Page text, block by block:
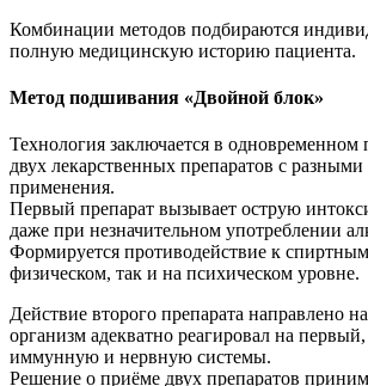
Комбинации методов подбираются
полную медицинскую историю пациента.
Метод подшивания «Двойной блок»
Технология заключается в
двух лекарственных препаратов с разными
применения.
Первый препарат вызывает острую
даже при незначительном употреблении
Формируется противодействие к
физическом, так и на психическом уровне.
Действие второго препарата направлено
организм адекватно реагировал на
иммунную и нервную системы.
Решение о приёме двух препаратов